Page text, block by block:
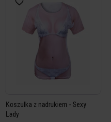
Koszulka z nadrukiem - Sexy
Lady